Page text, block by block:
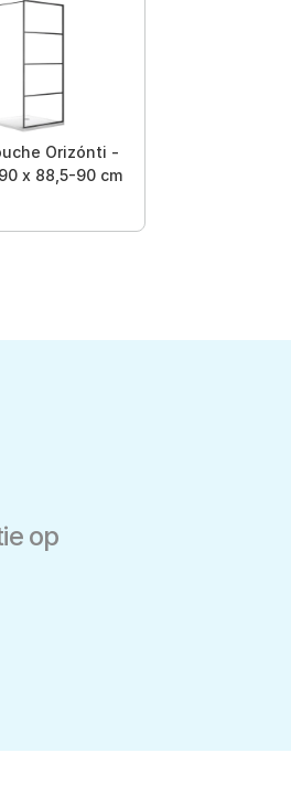
Orizónti -
x 88,5-90 cm
op